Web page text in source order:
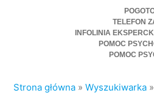
TELEFON
INFOLINIA
POMOC
POMOC
Strona główna »Wyszukiwarka